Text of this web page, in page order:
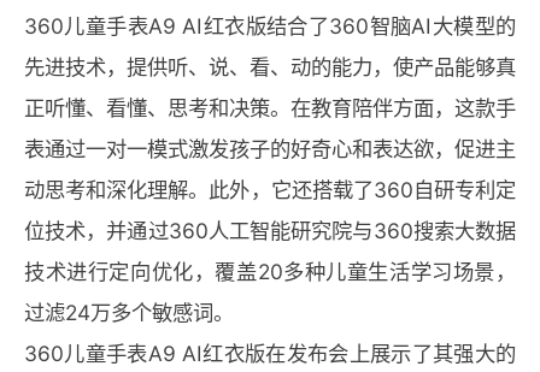
360儿童手表A9 AI红衣版结合了360智脑AI大模型的
先进技术，提供听、说、看、动的能力，使产品能够真
正听懂、看懂、思考和决策。在教育陪伴方面，这款手
表通过一对一模式激发孩子的好奇心和表达欲，促进主
动思考和深化理解。此外，它还搭载了360自研专利定
位技术，并通过360人工智能研究院与360搜索大数据
技术进行定向优化，覆盖20多种儿童生活学习场景，
过滤24万多个敏感词。
360儿童手表A9 AI红衣版在发布会上展示了其强大的